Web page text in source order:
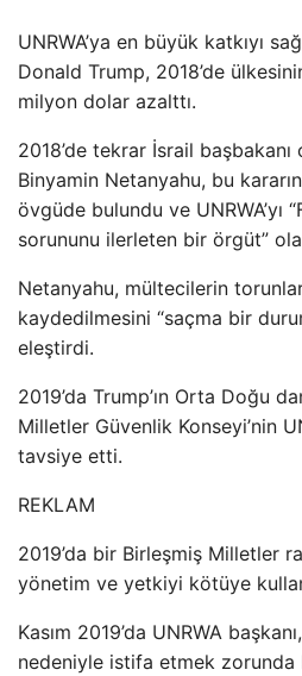
UNRWA’ya en büyük katkıyı
Donald Trump, 2018’de
milyon dolar azalttı.
2018’de tekrar İsrail
Binyamin Netanyahu, bu
övgüde bulundu ve UNRWA’yı
sorununu ilerleten bir örgüt”
Netanyahu, mültecilerin
kaydedilmesini “saçma bir
eleştirdi.
2019’da Trump’ın Orta Doğu
Milletler Güvenlik Konseyi’nin
tavsiye etti.
REKLAM
2019’da bir Birleşmiş Milletler
yönetim ve yetkiyi kötüye
Kasım 2019’da UNRWA
nedeniyle istifa etmek zorunda